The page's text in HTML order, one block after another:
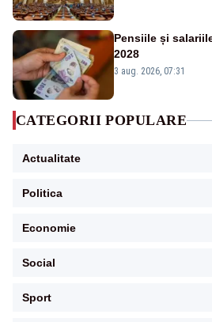
Pensiile și
2028
3 aug. 2026, 07:31
CATEGORII POPULARE
Actualitate
Politica
Economie
Social
Sport